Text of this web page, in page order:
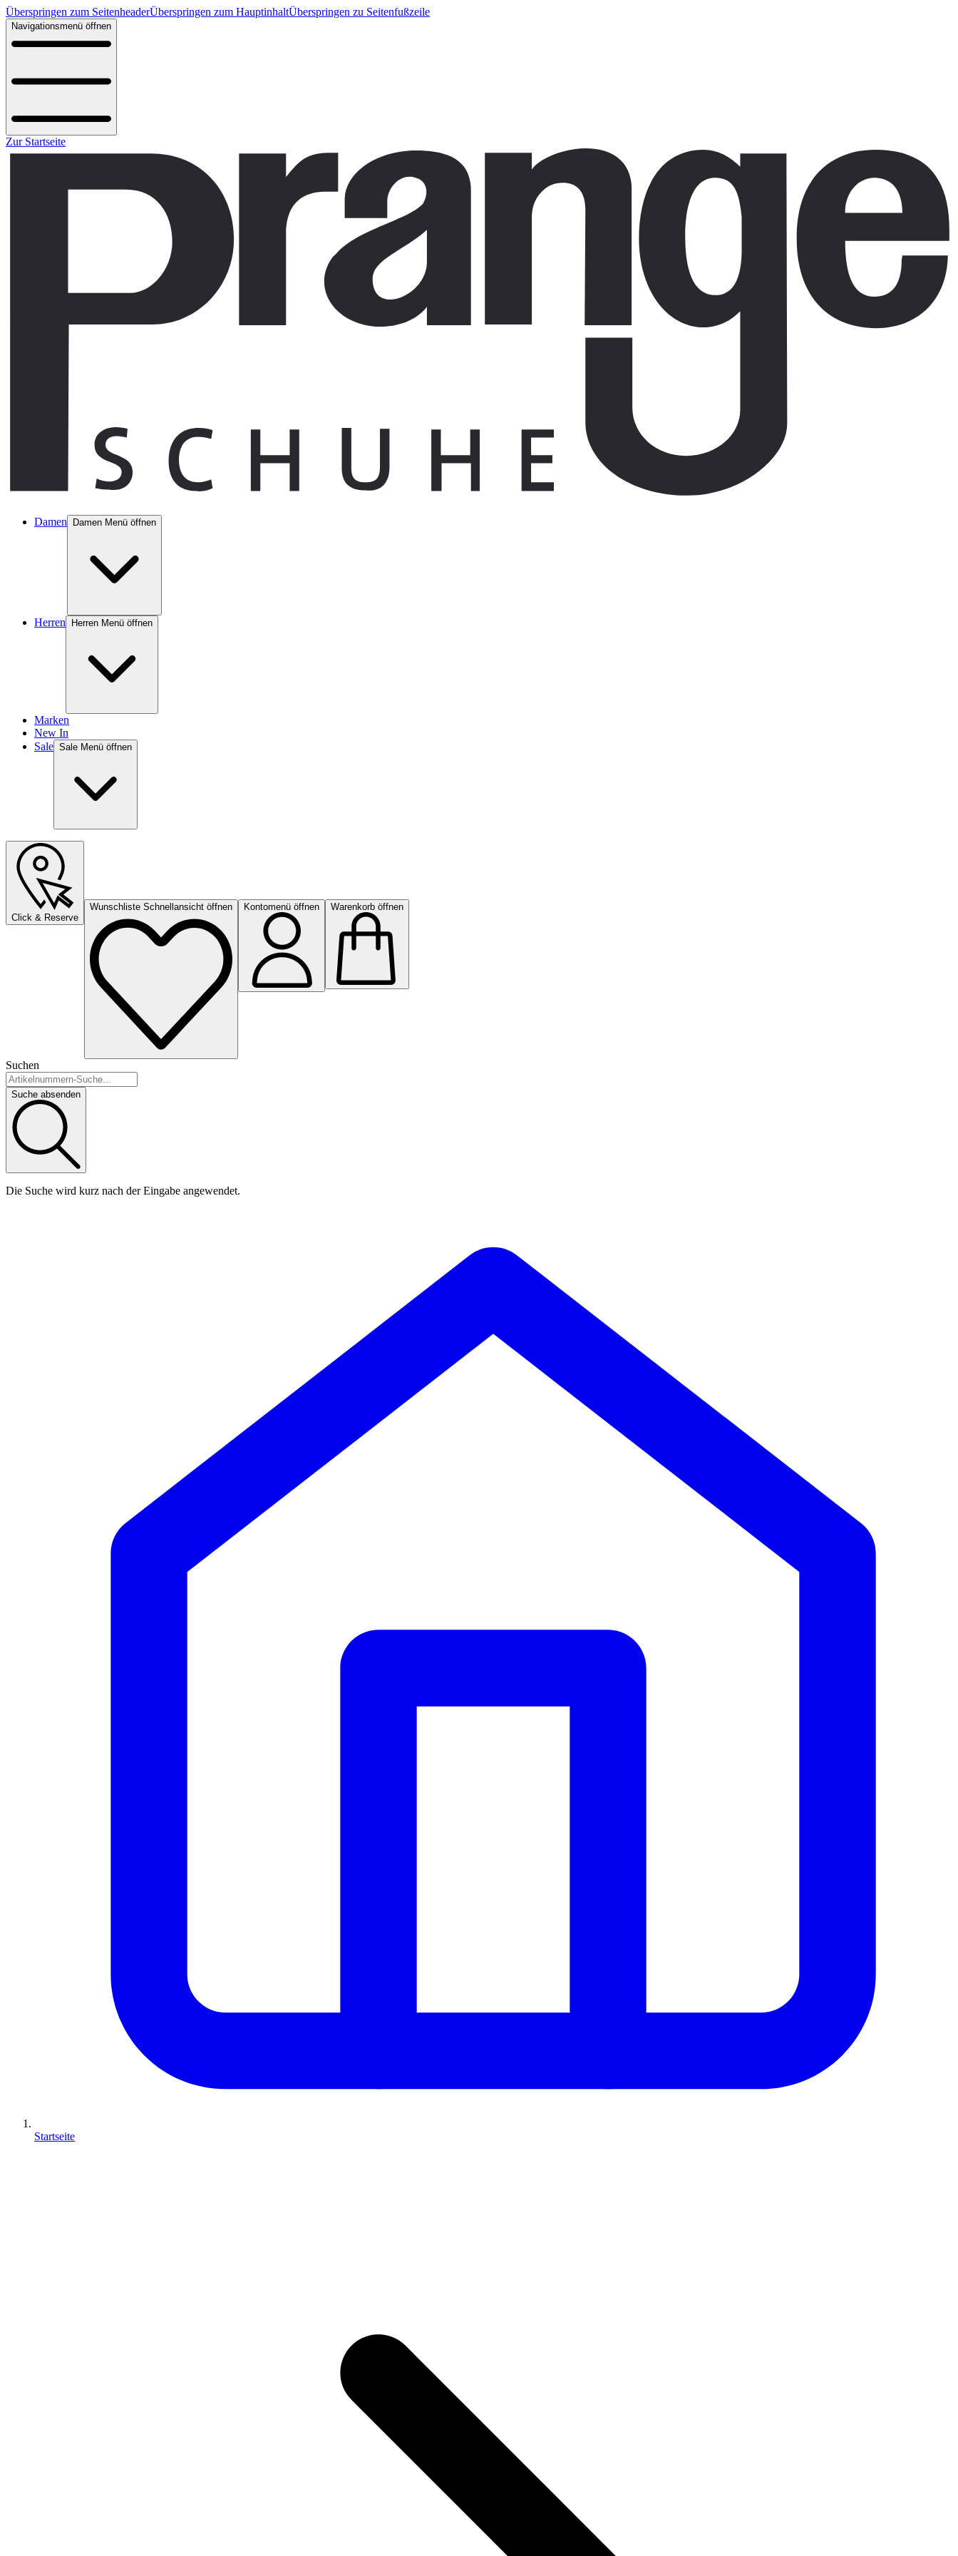
Überspringen zum SeitenheaderÜberspringen zum HauptinhaltÜberspringen zu Seitenfußzeile
Navigationsmenü öffnen
Zur Startseite
Damen Damen Menü öffnen
Herren Herren Menü öffnen
Marken
New In
Sale Sale Menü öffnen
Click & Reserve
Wunschliste Schnellansicht öffnen Kontomenü öffnen Warenkorb öffnen
Suchen
Suche absenden
Die Suche wird kurz nach der Eingabe angewendet.
Startseite